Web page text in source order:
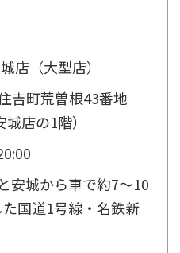
店（大型店）
吉町荒曽根43番地
店の1階）
安城から車で約7〜10
国道1号線・名鉄新